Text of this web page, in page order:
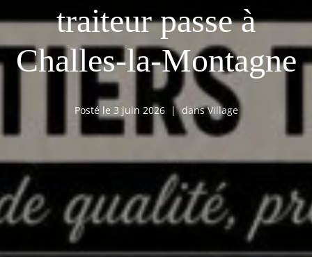
traiteur passe à
Challes-la-Montagne
Posté le 3 juin 2026 dansVillage